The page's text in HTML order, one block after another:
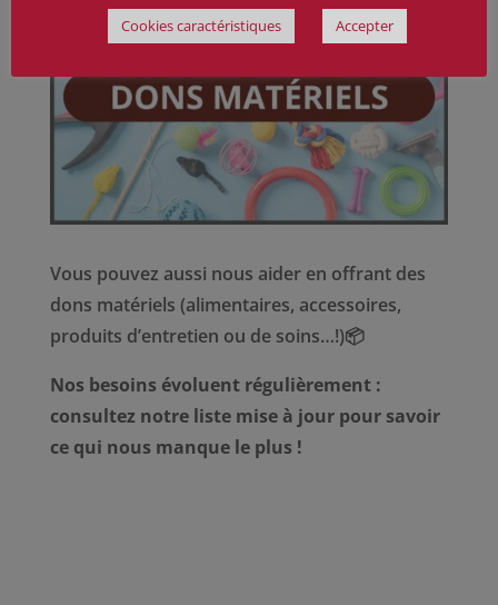
Vous pouvez aussi nous aider en offrant des
dons matériels (alimentaires, accessoires,
produits d’entretien ou de soins…!)📦
Nos besoins évoluent régulièrement :
consultez notre liste mise à jour pour savoir
ce qui nous manque le plus !
Cookies caractéristiques Accepter